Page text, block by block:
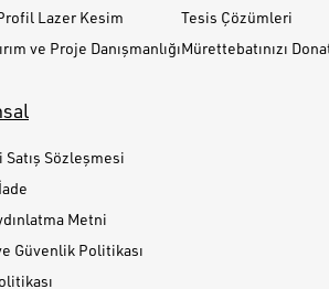
Lazer Kesim
ve Proje Danışmanlığı
Tesis Çözümleri
Mürettebatınızı
Satış Sözleşmesi
Metni
Güvenlik Politikası